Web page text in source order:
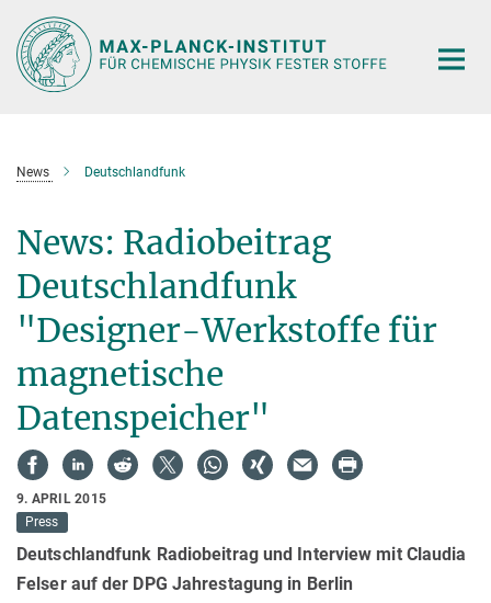
Hauptinhalt
News Deutschlandfunk
News: Radiobeitrag
Deutschlandfunk
"Designer-Werkstoffe für
magnetische
Datenspeicher"
9. APRIL 2015
Press
Deutschlandfunk Radiobeitrag und Interview mit Claudia
Felser auf der DPG Jahrestagung in Berlin